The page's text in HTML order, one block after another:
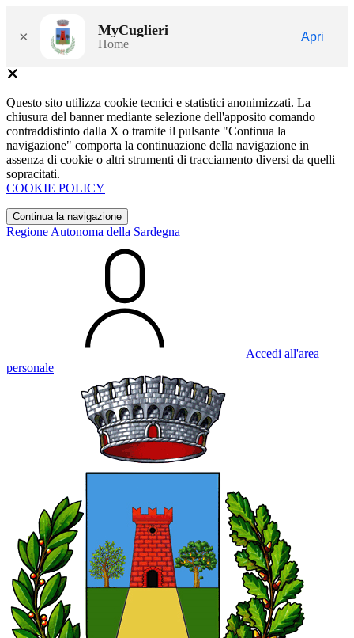
× MyCuglieri
Home
Apri
Questo sito utilizza cookie tecnici e statistici anonimizzati. La
chiusura del banner mediante selezione dell'apposito comando
contraddistinto dalla X o tramite il pulsante "Continua la
navigazione" comporta la continuazione della navigazione in
assenza di cookie o altri strumenti di tracciamento diversi da quelli
sopracitati.
COOKIE POLICY
Continua la navigazione
Regione Autonoma della Sardegna
Accedi all'area
personale